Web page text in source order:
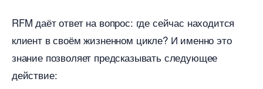
RFM даёт ответ на вопрос: где сейчас находится
клиент в своём жизненном цикле? И именно это
знание позволяет предсказывать следующее
действие: